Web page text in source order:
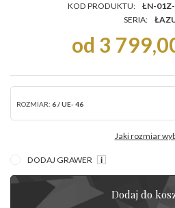
KOD PRODUKTU:
ŁN-
SERIA:
od 3
ROZMIAR: 6 / UE- 46
Jaki rozmiar
DODAJ GRAWER
Dodaj do